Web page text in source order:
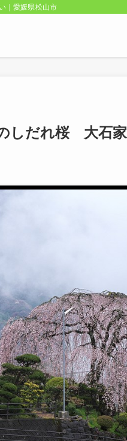
｜愛媛県松山市
しだれ桜 大石家